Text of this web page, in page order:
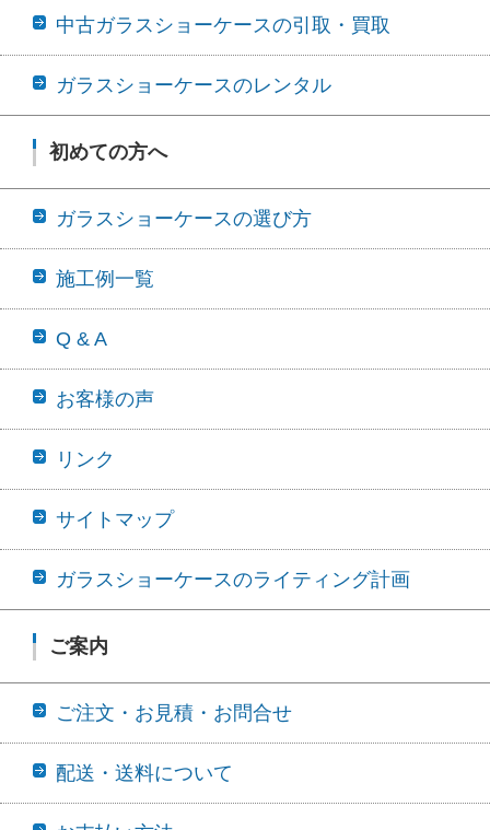
中古ガラスショーケースの引取・買取
ガラスショーケースのレンタル
初めての方へ
ガラスショーケースの選び方
施工例一覧
Q & A
お客様の声
リンク
サイトマップ
ガラスショーケースのライティング計画
ご案内
ご注文・お見積・お問合せ
配送・送料について